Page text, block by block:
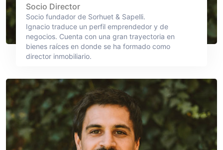
Socio Director
Socio fundador de Sorhuet & Sapelli.
Ignacio traduce un perfil emprendedor y de
negocios. Cuenta con una gran trayectoria en
bienes raíces en donde se ha formado como
director inmobiliario.